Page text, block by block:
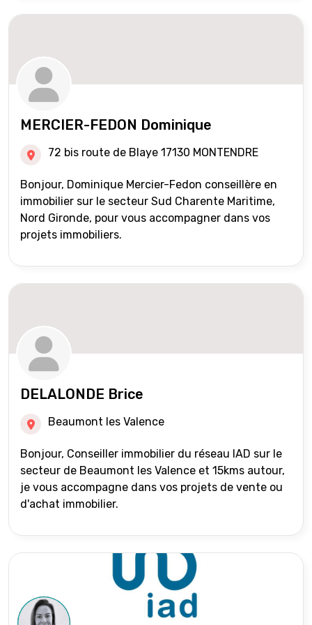
MERCIER-FEDON Dominique
72 bis route de Blaye 17130 MONTENDRE
Bonjour, Dominique Mercier-Fedon conseillère en
immobilier sur le secteur Sud Charente Maritime,
Nord Gironde, pour vous accompagner dans vos
projets immobiliers.
DELALONDE Brice
Beaumont les Valence
Bonjour, Conseiller immobilier du réseau IAD sur le
secteur de Beaumont les Valence et 15kms autour,
je vous accompagne dans vos projets de vente ou
d'achat immobilier.